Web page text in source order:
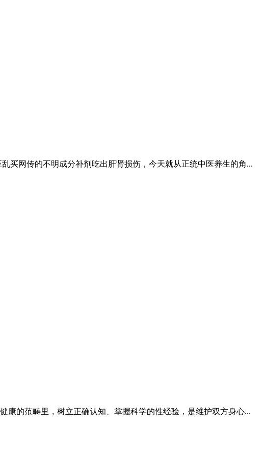
买网传的不明成分补剂吃出肝肾损伤，今天就从正统中医养生的角...
康的范畴里，树立正确认知、掌握科学的性经验，是维护双方身心...